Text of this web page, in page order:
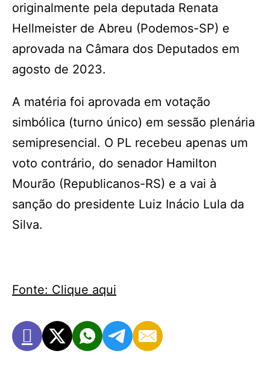
originalmente pela deputada Renata
Hellmeister de Abreu (Podemos-SP) e
aprovada na Câmara dos Deputados em
agosto de 2023.
A matéria foi aprovada em votação
simbólica (turno único) em sessão plenária
semipresencial. O PL recebeu apenas um
voto contrário, do senador Hamilton
Mourão (Republicanos-RS) e a vai à
sanção do presidente Luiz Inácio Lula da
Silva.
Fonte: Clique aqui